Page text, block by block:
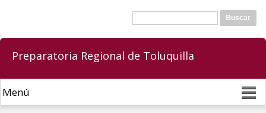
Formulario de búsqueda
Buscar
Preparatoria Regional de Toluquilla